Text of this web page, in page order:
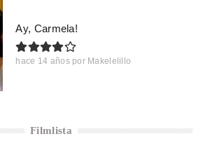
Ay, Carmela!
hace 14 años por Makelelillo
Filmlista